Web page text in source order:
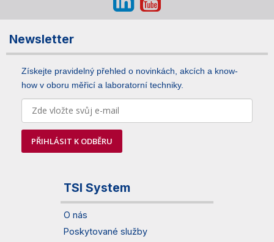
Newsletter
Získejte pravidelný přehled o novinkách, akcích a know-
how v oboru měřicí a laboratorní techniky.
PŘIHLÁSIT K ODBĚRU
TSI System
O nás
Poskytované služby